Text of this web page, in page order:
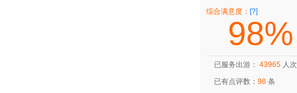
综合满意度： [?]
98%
已服务出游： 43965 人次
已有点评数： 98 条